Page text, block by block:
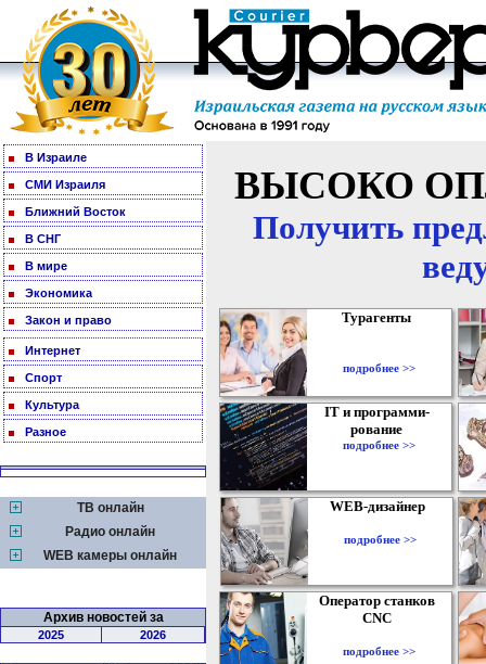
В Израиле
СМИ Израиля
Ближний Восток
В СНГ
В мире
Экономика
Закон и право
Интернет
Спорт
Культура
Разное
ТВ онлайн
Радио онлайн
WEB камеры онлайн
Архив новостей за
2025 2026
ВЫСОКО
Получить
Турагенты
подробнее >>
IT и программи-
рование
подробнее >>
WEB-дизайнер
подробнее >>
Оператор станков
CNC
подробнее >>